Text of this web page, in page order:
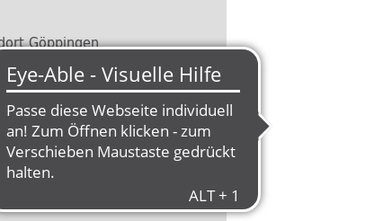
Göppingen
Südwest
Spezielle Internistische